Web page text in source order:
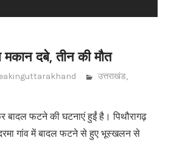
दबे, तीन की मौत
उत्तराखंड,
बादल फटने की घटनाएं हुईं है। पिथौरागढ़
गांव में बादल फटने से हुए भूस्खलन से